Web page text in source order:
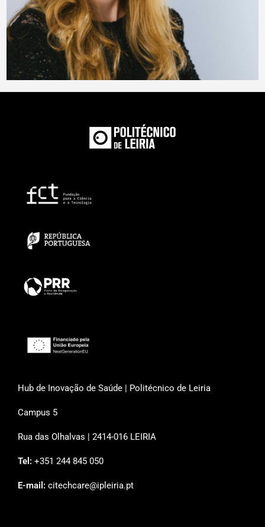
Hub de Inovação de Saúde | Politécnico de Leiria
Campus 5
Rua das Olhalvas | 2414-016 LEIRIA
Tel: +351 244 845 050
E-mail: citechcare@ipleiria.pt